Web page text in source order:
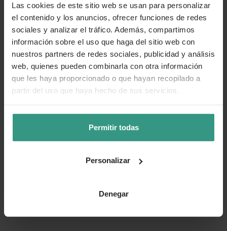
Las cookies de este sitio web se usan para personalizar
el contenido y los anuncios, ofrecer funciones de redes
sociales y analizar el tráfico. Además, compartimos
información sobre el uso que haga del sitio web con
nuestros partners de redes sociales, publicidad y análisis
web, quienes pueden combinarla con otra información
que les haya proporcionado o que hayan recopilado a
partir del uso que haya hecho de sus servicios.
Permitir todas
Personalizar
Denegar